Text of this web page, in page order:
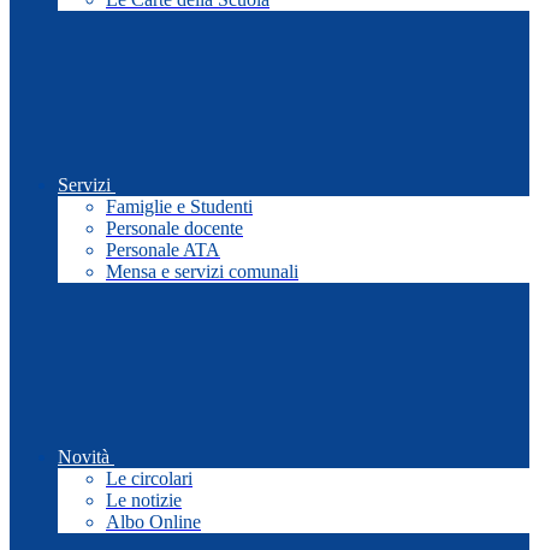
Servizi
Famiglie e Studenti
Personale docente
Personale ATA
Mensa e servizi comunali
Novità
Le circolari
Le notizie
Albo Online